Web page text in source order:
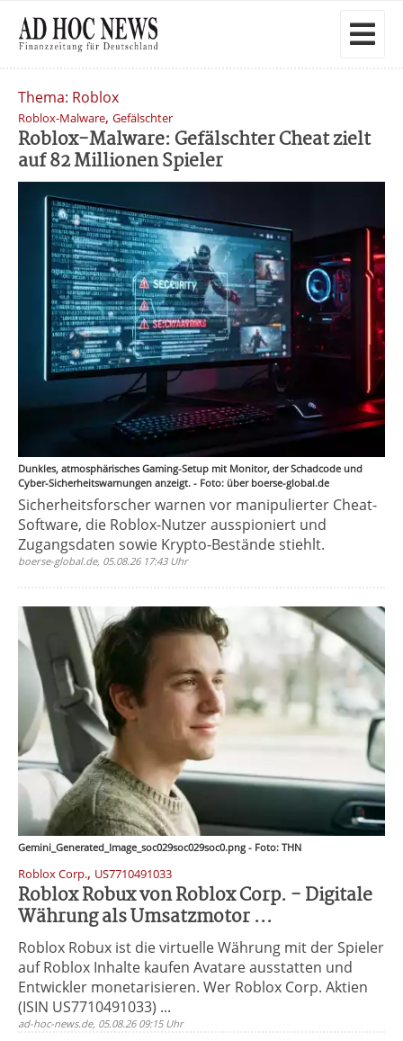
Thema: Roblox
Roblox-Malware, Gefälschter
Roblox-Malware: Gefälschter Cheat zielt
auf 82 Millionen Spieler
Dunkles, atmosphärisches Gaming-Setup mit Monitor, der Schadcode und
Cyber-Sicherheitswarnungen anzeigt. - Foto: über boerse-global.de
Sicherheitsforscher warnen vor manipulierter Cheat-
Software, die Roblox-Nutzer ausspioniert und
Zugangsdaten sowie Krypto-Bestände stiehlt.
boerse-global.de, 05.08.26 17:43 Uhr
Gemini_Generated_Image_soc029soc029soc0.png - Foto: THN
Roblox Corp., US7710491033
Roblox Robux von Roblox Corp. - Digitale
Währung als Umsatzmotor ...
Roblox Robux ist die virtuelle Währung mit der Spieler
auf Roblox Inhalte kaufen Avatare ausstatten und
Entwickler monetarisieren. Wer Roblox Corp. Aktien
(ISIN US7710491033) ...
ad-hoc-news.de, 05.08.26 09:15 Uhr